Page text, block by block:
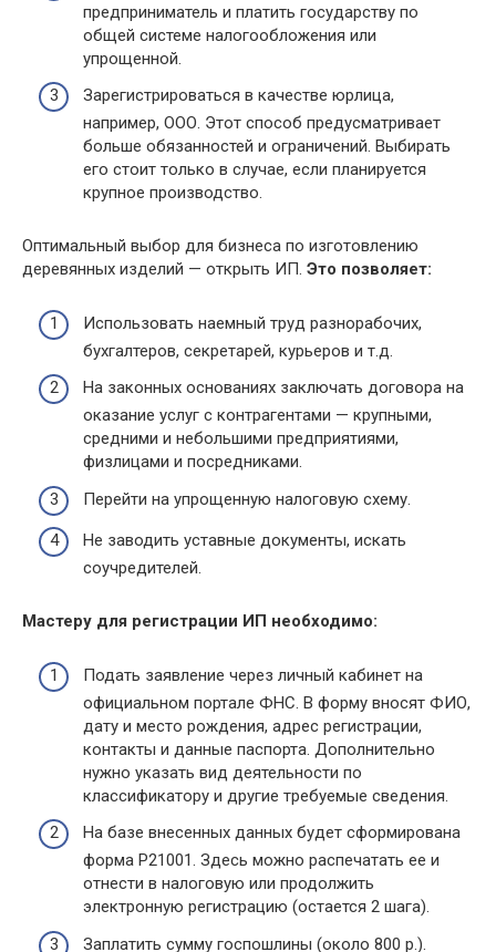
предприниматель и платить государству по
общей системе налогообложения или
упрощенной.
Зарегистрироваться в качестве юрлица,
например, ООО. Этот способ предусматривает
больше обязанностей и ограничений. Выбирать
его стоит только в случае, если планируется
крупное производство.
Оптимальный выбор для бизнеса по изготовлению
деревянных изделий — открыть ИП. Это позволяет:
Использовать наемный труд разнорабочих,
бухгалтеров, секретарей, курьеров и т.д.
На законных основаниях заключать договора на
оказание услуг с контрагентами — крупными,
средними и небольшими предприятиями,
физлицами и посредниками.
Перейти на упрощенную налоговую схему.
Не заводить уставные документы, искать
соучредителей.
Мастеру для регистрации ИП необходимо:
Подать заявление через личный кабинет на
официальном портале ФНС. В форму вносят ФИО,
дату и место рождения, адрес регистрации,
контакты и данные паспорта. Дополнительно
нужно указать вид деятельности по
классификатору и другие требуемые сведения.
На базе внесенных данных будет сформирована
форма Р21001. Здесь можно распечатать ее и
отнести в налоговую или продолжить
электронную регистрацию (остается 2 шага).
Заплатить сумму госпошлины (около 800 р.).